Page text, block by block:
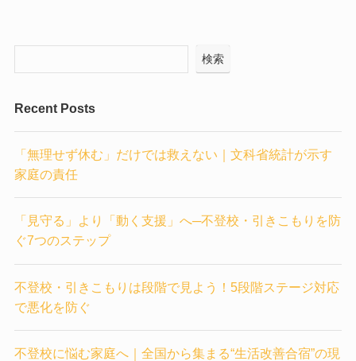
検索
Recent Posts
「無理せず休む」だけでは救えない｜文科省統計が示す
家庭の責任
「見守る」より「動く支援」へ─不登校・引きこもりを防
ぐ7つのステップ
不登校・引きこもりは段階で見よう！5段階ステージ対応
で悪化を防ぐ
不登校に悩む家庭へ｜全国から集まる“生活改善合宿”の現